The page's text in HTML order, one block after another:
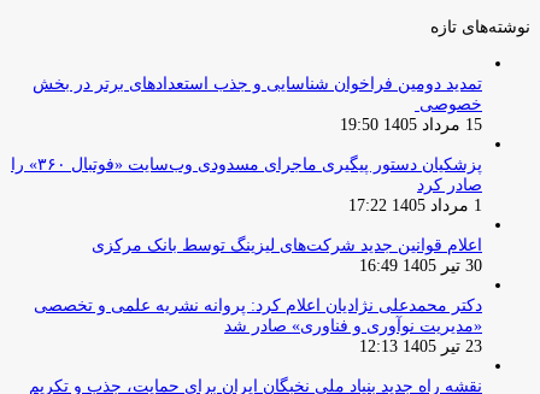
نوشته‌های تازه
تمدید دومین فراخوان شناسایی و جذب استعدادهای برتر در بخش
خصوصی
15 مرداد 1405 19:50
پزشکیان دستور پیگیری ماجرای مسدودی وب‌سایت «فوتبال ۳۶۰» را
صادر کرد
1 مرداد 1405 17:22
اعلام قوانین جدید شرکت‌های لیزینگ توسط بانک مرکزی
30 تیر 1405 16:49
دکتر محمدعلی نژادیان اعلام کرد: پروانه نشریه علمی و تخصصی
«مدیریت نوآوری و فناوری» صادر شد
23 تیر 1405 12:13
نقشه راه جدید بنیاد ملی نخبگان ایران برای حمایت، جذب و تکریم